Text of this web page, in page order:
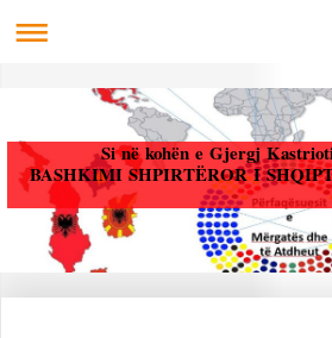
Si në kohën e Gjergj Kastriotit
BASHKIMI SHPIRTËROR I